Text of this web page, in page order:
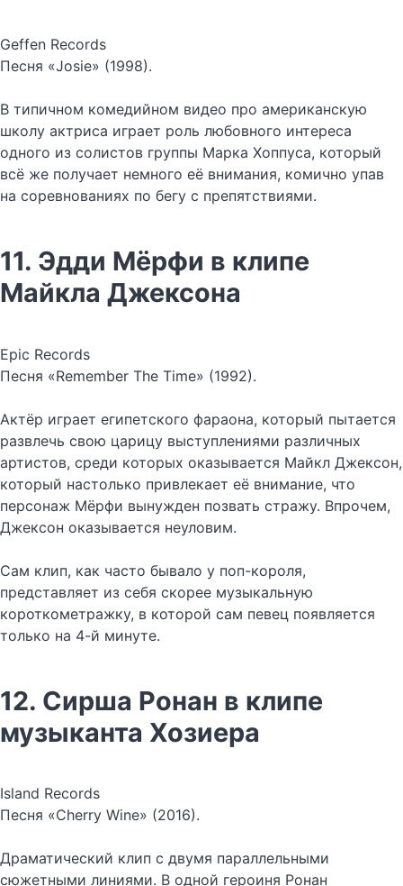
Geffen Records
Песня «Josie» (1998).
В типичном комедийном видео про американскую
школу актриса играет роль любовного интереса
одного из солистов группы Марка Хоппуса, который
всё же получает немного её внимания, комично упав
на соревнованиях по бегу с препятствиями.
11. Эдди Мёрфи в клипе
Майкла Джексона
Epic Records
Песня «Remember The Time» (1992).
Актёр играет египетского фараона, который пытается
развлечь свою царицу выступлениями различных
артистов, среди которых оказывается Майкл Джексон,
который настолько привлекает её внимание, что
персонаж Мёрфи вынужден позвать стражу. Впрочем,
Джексон оказывается неуловим.
Сам клип, как часто бывало у поп-короля,
представляет из себя скорее музыкальную
короткометражку, в которой сам певец появляется
только на 4-й минуте.
12. Сирша Ронан в клипе
музыканта Хозиера
Island Records
Песня «Cherry Wine» (2016).
Драматический клип с двумя параллельными
сюжетными линиями. В одной героиня Ронан